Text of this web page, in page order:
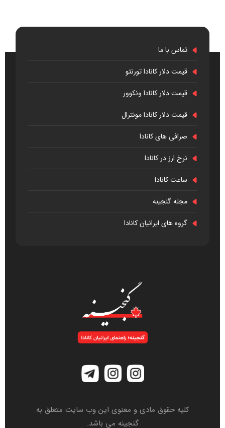
تماس با ما
قیمت دلار کانادا تورنتو
قیمت دلار کانادا ونکوور
قیمت دلار کانادا مونترال
صرافی های کانادا
نرخ ارز در کانادا
ساعت کانادا
مجله گنجینه
گروه های ایرانیان کانادا
کلیه حقوق مادی و معنوی این وب سایت متعلق به
گنجینه می باشد.